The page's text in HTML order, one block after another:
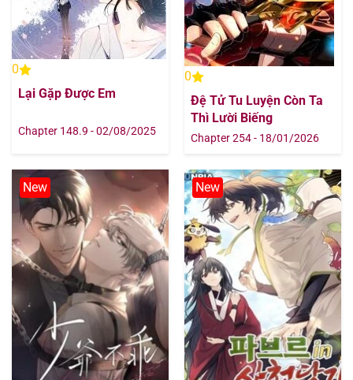
0
Lại Gặp Được Em
Chapter 148.9 - 02/08/2025
0
Đệ Tử Tu Luyện Còn Ta
Thì Lười Biếng
Chapter 254 - 18/01/2026
New New